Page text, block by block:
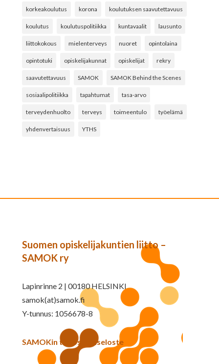
korkeakoulutus korona koulutuksen saavutettavuus
koulutus koulutuspolitiikka kuntavaalit lausunto
liittokokous mielenterveys nuoret opintolaina
opintotuki opiskelijakunnat opiskelijat rekry
saavutettavuus SAMOK SAMOK Behind the Scenes
sosiaalipolitiikka tapahtumat tasa-arvo
terveydenhuolto terveys toimeentulo työelämä
yhdenvertaisuus YTHS
Suomen opiskelijakuntien liitto –
SAMOK ry
Lapinrinne 2 | 00180 HELSINKI
samok(at)samok.fi
Y-tunnus: 1056678-8
SAMOKin tietosuojaseloste